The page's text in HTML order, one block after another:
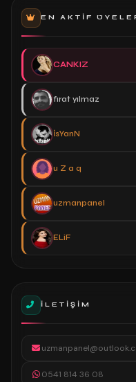
EN AKTIF
CANKIZ
fırat yılmaz
İsYanN
u Z a q
uzmanpanel
ELiF
İLETIŞIM
0541 814 36 08